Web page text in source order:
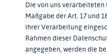
Die von uns verarbeiteten
Maßgabe der Art. 17 und
ihrer Verarbeitung
Rahmen dieser
angegeben, werden die